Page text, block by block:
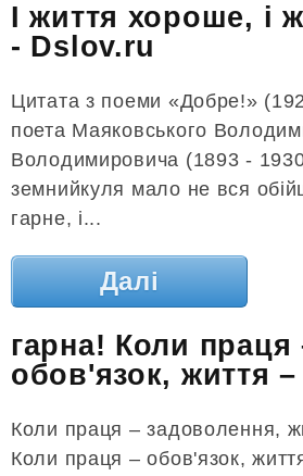
І життя хороше, і
- Dslov.ru
Цитата з поеми «Добре!»
поета Маяковського
Володимировича (1893 -
земнийкуля мало не вся
гарне, і...
Далі
гарна! Коли праця
обов'язок, життя
Коли праця – задоволення,
Коли праця – обов'язок,